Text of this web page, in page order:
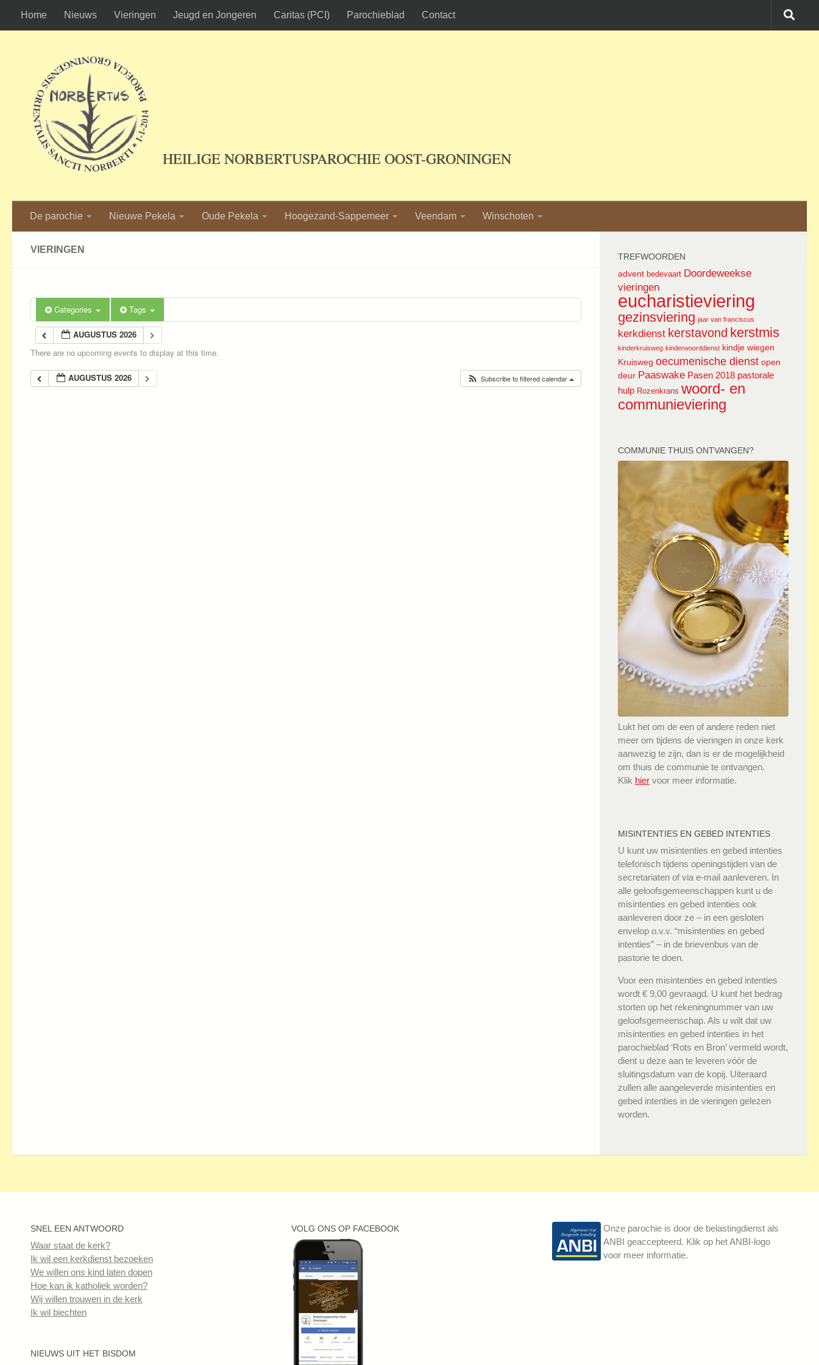
Ga naar de inhoud
Home Nieuws Vieringen Jeugd en Jongeren Caritas (PCI) Parochieblad Contact
HEILIGE NORBERTUSPAROCHIE OOST-GRONINGEN
De parochie Nieuwe Pekela Oude Pekela Hoogezand-Sappemeer Veendam Winschoten
VIERINGEN
Categories Tags
AUGUSTUS 2026
There are no upcoming events to display at this time.
AUGUSTUS 2026 Subscribe to filtered calendar
TREFWOORDEN
advent bedevaart Doordeweekse
vieringen
eucharistieviering
gezinsviering jaar van franciscus
kerkdienst kerstavond kerstmis
kinderkruisweg kinderwoorddienst kindje wiegen
Kruisweg oecumenische dienst open
deur Paaswake Pasen 2018 pastorale
hulp Rozenkrans woord- en
communieviering
COMMUNIE THUIS ONTVANGEN?
Lukt het om de een of andere reden niet
meer om tijdens de vieringen in onze kerk
aanwezig te zijn, dan is er de mogelijkheid
om thuis de communie te ontvangen.
Klik hier voor meer informatie.
MISINTENTIES EN GEBED INTENTIES
U kunt uw misintenties en gebed intenties
telefonisch tijdens openingstijden van de
secretariaten of via e-mail aanleveren. In
alle geloofsgemeenschappen kunt u de
misintenties en gebed intenties ook
aanleveren door ze – in een gesloten
envelop o.v.v. “misintenties en gebed
intenties” – in de brievenbus van de
pastorie te doen.
Voor een misintenties en gebed intenties
wordt € 9,00 gevraagd. U kunt het bedrag
storten op het rekeningnummer van uw
geloofsgemeenschap. Als u wilt dat uw
misintenties en gebed intenties in het
parochieblad ‘Rots en Bron’ vermeld wordt,
dient u deze aan te leveren vóór de
sluitingsdatum van de kopij. Uiteraard
zullen alle aangeleverde misintenties en
gebed intenties in de vieringen gelezen
worden.
SNEL EEN ANTWOORD
Waar staat de kerk?
Ik wil een kerkdienst bezoeken
We willen ons kind laten dopen
Hoe kan ik katholiek worden?
Wij willen trouwen in de kerk
Ik wil biechten
NIEUWS UIT HET BISDOM
VOLG ONS OP FACEBOOK
Onze parochie is door de belastingdienst als
ANBI geaccepteerd. Klik op het ANBI-logo
voor meer informatie.